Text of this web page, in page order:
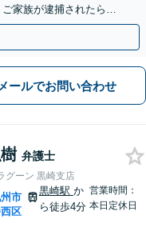
家族が逮捕されたら一
付】
メールでお問い合わせ
弁護士
グーン 黒崎支店
市
区
黒崎駅 か
ら徒歩4分
営業時間：
本日定休日